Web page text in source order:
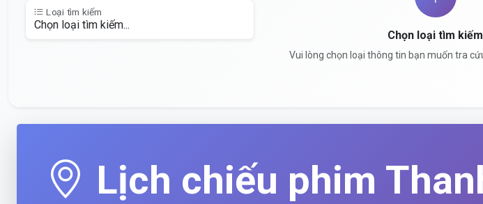
Loại tìm kiếm
Chọn loại tìm kiếm
Vui lòng chọn loại thông tin bạn muốn tra
Lịch chiếu phim